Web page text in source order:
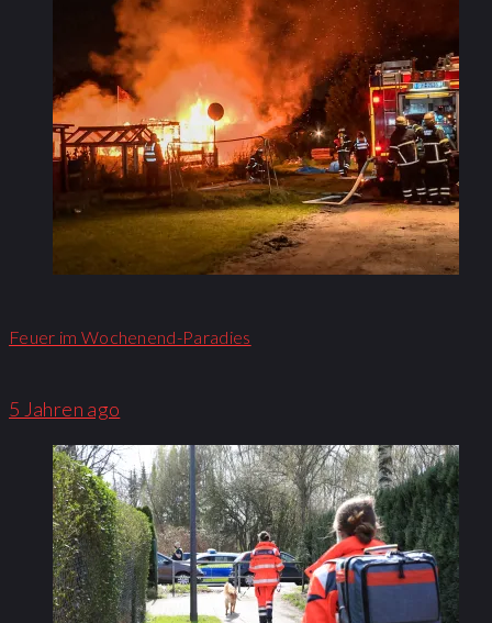
Feuer im Wochenend-Paradies
5 Jahren ago